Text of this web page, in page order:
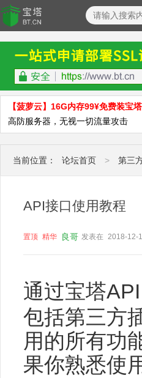
【菠萝云】16G内存99¥免费装宝塔
高防服务器，无视一切流量攻击
当前位置： 论坛首页 > 第三
API接口使用教程
置顶 精华 良哥 发表在 2018-12-
通过宝塔API
包括第三方
用的所有功
果你熟悉使